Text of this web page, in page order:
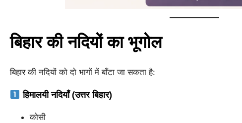
बिहार की नदियों का भूगोल
बिहार की नदियों को दो भागों में बाँटा जा सकता है:
हिमालयी नदियाँ (उत्तर बिहार)
कोसी